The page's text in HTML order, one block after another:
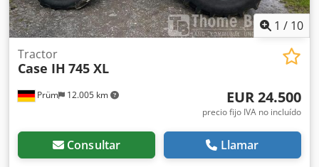
1 / 10
Prüm 12.005 km
Tractor
Case IH 745 XL
EUR 24.500
precio fijo IVA no incluído
Consultar Llamar